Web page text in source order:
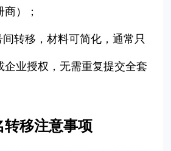
商）；
转移，材料可简化，通常只
企业授权，无需重复提交全套
转移注意事项